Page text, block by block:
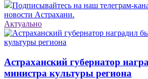
Подписывайтесь на наш телеграм-
новости Астрахани.
Актуально
Астраханский губернатор
министра культуры региона